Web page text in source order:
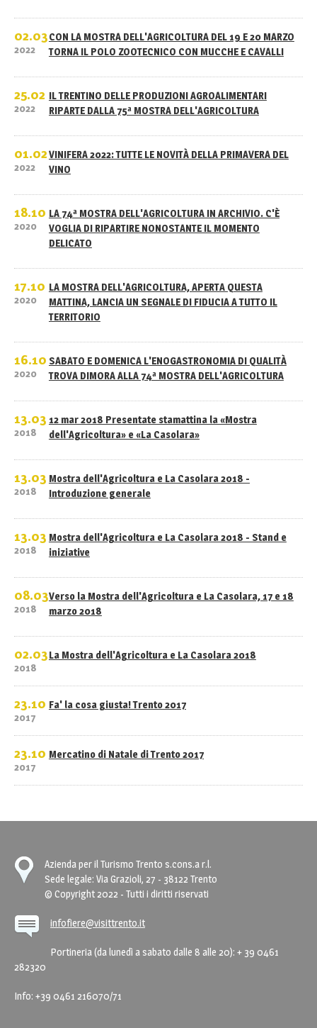
02.03
2022
CON LA MOSTRA DELL'AGRICOLTURA DEL 19 E 20 MARZO
TORNA IL POLO ZOOTECNICO CON MUCCHE E CAVALLI
25.02
2022
IL TRENTINO DELLE PRODUZIONI AGROALIMENTARI
RIPARTE DALLA 75ª MOSTRA DELL'AGRICOLTURA
01.02
2022
VINIFERA 2022: TUTTE LE NOVITÀ DELLA PRIMAVERA DEL
VINO
18.10
2020
LA 74ª MOSTRA DELL'AGRICOLTURA IN ARCHIVIO. C'È
VOGLIA DI RIPARTIRE NONOSTANTE IL MOMENTO
DELICATO
17.10
2020
LA MOSTRA DELL'AGRICOLTURA, APERTA QUESTA
MATTINA, LANCIA UN SEGNALE DI FIDUCIA A TUTTO IL
TERRITORIO
16.10
2020
SABATO E DOMENICA L'ENOGASTRONOMIA DI QUALITÀ
TROVA DIMORA ALLA 74ª MOSTRA DELL'AGRICOLTURA
13.03
2018
12 mar 2018 Presentate stamattina la «Mostra
dell'Agricoltura» e «La Casolara»
13.03
2018
Mostra dell'Agricoltura e La Casolara 2018 -
Introduzione generale
13.03
2018
Mostra dell'Agricoltura e La Casolara 2018 - Stand e
iniziative
08.03
2018
Verso la Mostra dell'Agricoltura e La Casolara, 17 e 18
marzo 2018
02.03
2018
La Mostra dell'Agricoltura e La Casolara 2018
23.10
2017
Fa' la cosa giusta! Trento 2017
23.10
2017
Mercatino di Natale di Trento 2017
Azienda per il Turismo Trento s.cons.a r.l.
Sede legale: Via Grazioli, 27 - 38122 Trento
© Copyright 2022 - Tutti i diritti riservati
infofiere@visittrento.it
Portineria (da lunedì a sabato dalle 8 alle 20): + 39 0461
282320
Info: +39 0461 216070/71